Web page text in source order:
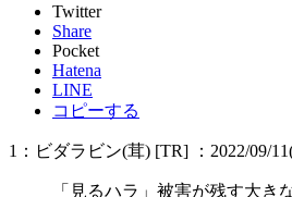
Twitter
Share
Pocket
Hatena
LINE
コピーする
1：ビダラビン(茸) [TR] ：2022/09/
「見るハラ」被害が残す大